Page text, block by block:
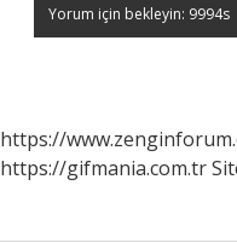
https://
https://gifmania.com.tr